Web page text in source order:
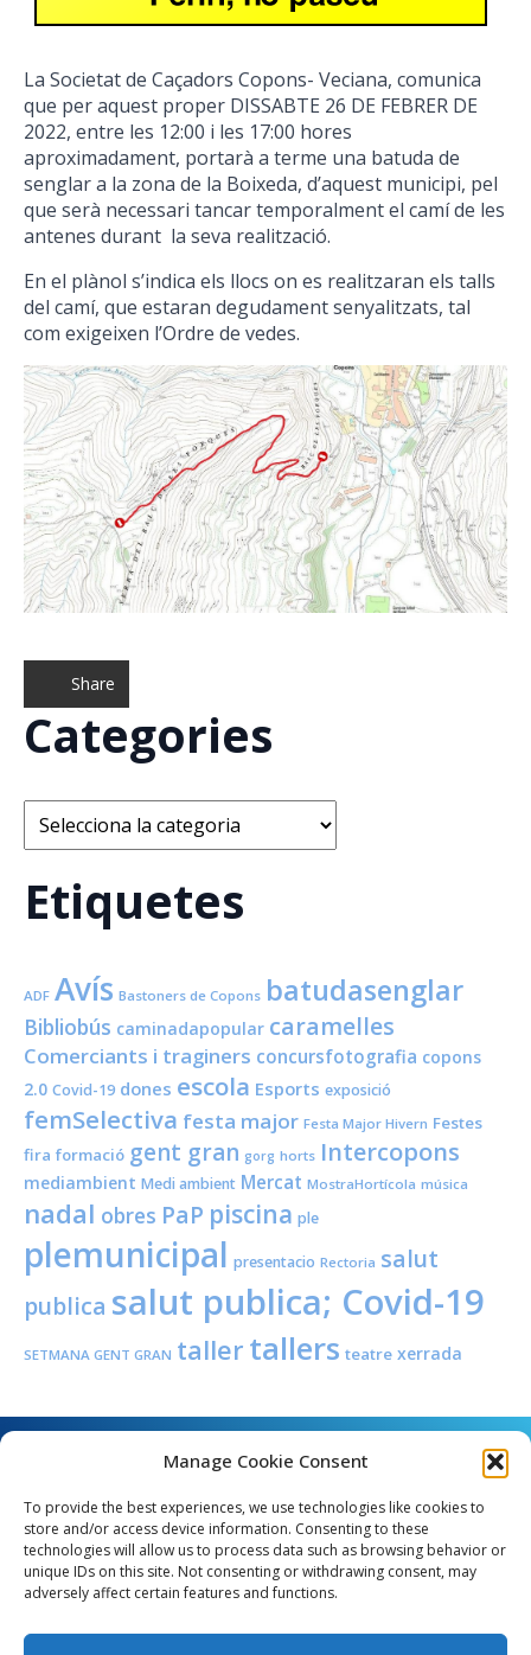
Manage Cookie Consent
To provide the best experiences, we use technologies like cookies to
store and/or access device information. Consenting to these
technologies will allow us to process data such as browsing behavior or
unique IDs on this site. Not consenting or withdrawing consent, may
adversely affect certain features and functions.
La Societat de Caçadors Copons- Veciana, comunica
que per aquest proper DISSABTE 26 DE FEBRER DE
2022, entre les 12:00 i les 17:00 hores
aproximadament, portarà a terme una batuda de
senglar a la zona de la Boixeda, d’aquest municipi, pel
que serà necessari tancar temporalment el camí de les
antenes durant la seva realització.
En el plànol s’indica els llocs on es realitzaran els talls
del camí, que estaran degudament senyalitzats, tal
com exigeixen l’Ordre de vedes.
Share
Categories
Categories
Etiquetes
ADF Avís Bastoners de Copons batudasenglar
Bibliobús caminadapopular caramelles
Comerciants i traginers concursfotografia copons
2.0 Covid-19 dones escola Esports exposició
femSelectiva festa major Festa Major Hivern Festes
fira formació gent gran gorg horts Intercopons
mediambient Medi ambient Mercat MostraHortícola música
nadal obres PaP piscina ple
plemunicipal presentacio Rectoria salut
publica salut publica; Covid-19
SETMANA GENT GRAN taller tallers teatre xerrada
Angel Guimerà, 8 - 08289 Copons
e_mail: copons@copons.cat